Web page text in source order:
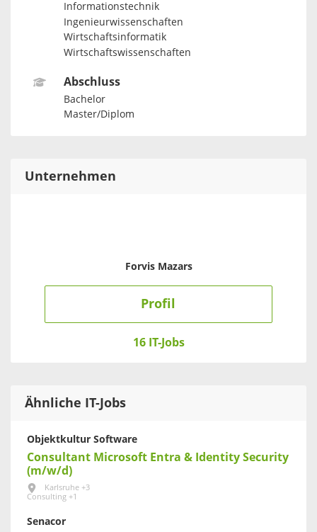
Informationstechnik
Ingenieurwissenschaften
Wirtschaftsinformatik
Wirtschaftswissenschaften
Abschluss
Bachelor
Master/Diplom
Unternehmen
Forvis Mazars
Profil
16 IT-Jobs
Ähnliche IT-Jobs
Objektkultur Software
Consultant Microsoft Entra & Identity Security
(m/w/d)
Karlsruhe +3
Consulting +1
Senacor